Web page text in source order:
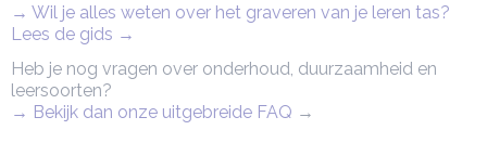
→ Wil je alles weten over het graveren van je leren tas?
Lees de gids →
Heb je nog vragen over onderhoud, duurzaamheid en
leersoorten?
→ Bekijk dan onze uitgebreide FAQ →